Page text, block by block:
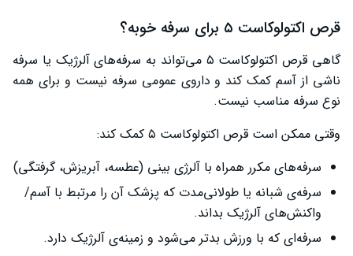
قرص اکتولوکاست ۵ برای سرفه خوبه؟
گاهی قرص اکتولوکاست ۵ می‌تواند به سرفه‌های آلرژیک یا سرفه
ناشی از آسم کمک کند و داروی عمومی سرفه نیست و برای همه
نوع سرفه مناسب نیست.
وقتی ممکن است قرص اکتولوکاست ۵ کمک کند:
سرفه‌های مکرر همراه با آلرژی بینی (عطسه، آبریزش، گرفتگی)
سرفه‌ی شبانه یا طولانی‌مدت که پزشک آن را مرتبط با آسم/
واکنش‌های آلرژیک بداند.
سرفه‌ای که با ورزش بدتر می‌شود و زمینه‌ی آلرژیک دارد.